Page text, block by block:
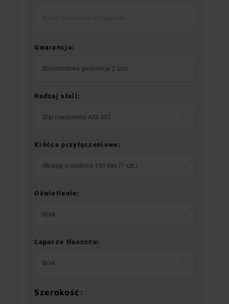
Gwarancja:
Standardowa gwarancja 2 lata
Rodzaj stali:
Stal nierdzewna AISI 403
Króćce przyłączeniowe:
Okrągły o średnicy 150 mm (1 szt.)
Oświetlenie:
Brak
Łapacze tłuszczu:
Brak
Szerokość: